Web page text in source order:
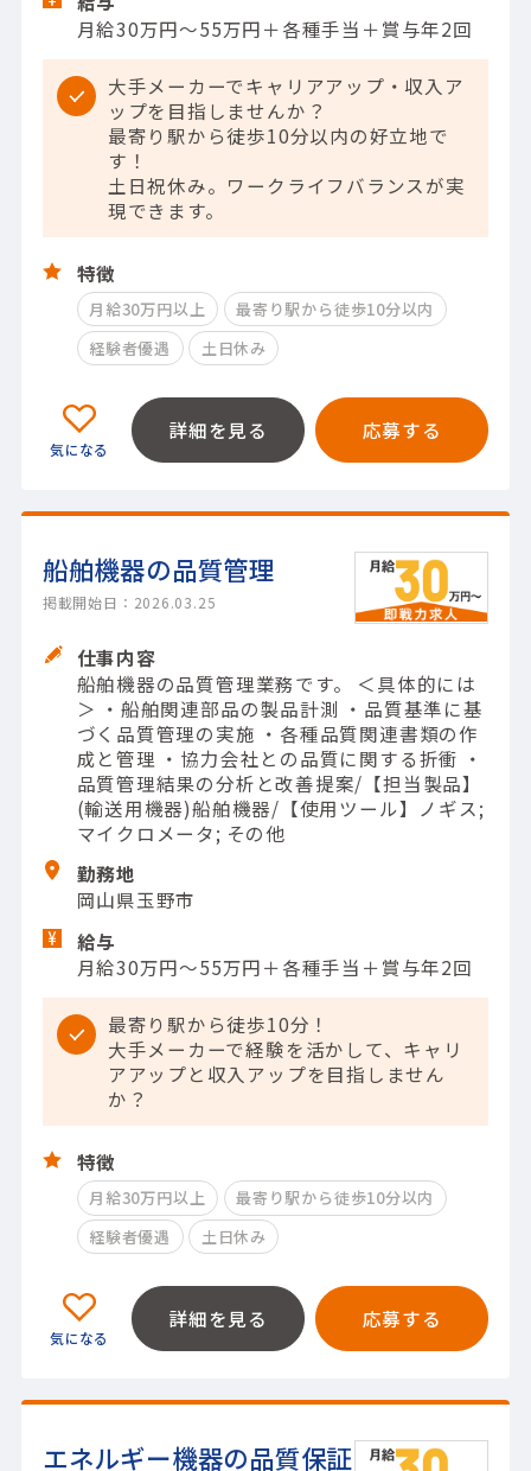
月給30万円～55万円＋各種手当＋賞与年2回
大手メーカーでキャリアアップ・収入ア
ップを目指しませんか？
最寄り駅から徒歩10分以内の好立地で
す！
土日祝休み。ワークライフバランスが実
現できます。
特徴
月給30万円以上
最寄り駅から徒歩10分以内
経験者優遇
土日休み
詳細を見る 応募する
船舶機器の品質管理
掲載開始日：2026.03.25
仕事内容
船舶機器の品質管理業務です。 ＜具体的には
＞ ・船舶関連部品の製品計測 ・品質基準に基
づく品質管理の実施 ・各種品質関連書類の作
成と管理 ・協力会社との品質に関する折衝 ・
品質管理結果の分析と改善提案/【担当製品】
(輸送用機器)船舶機器/【使用ツール】ノギス;
マイクロメータ; その他
勤務地
岡山県玉野市
給与
月給30万円～55万円＋各種手当＋賞与年2回
最寄り駅から徒歩10分！
大手メーカーで経験を活かして、キャリ
アアップと収入アップを目指しません
か？
特徴
月給30万円以上
最寄り駅から徒歩10分以内
経験者優遇
土日休み
詳細を見る 応募する
エネルギー機器の品質保証